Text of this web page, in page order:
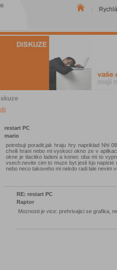
restart PC
mario
potrebuji poradit.jak hraju hry napriklad Nhl
chvili hrani nebo mi vyskoci okno ze v
okne je tlacitko ladeni a konec oba mi to
vsech.nevite cim to muze byt jesli kjo
nebo neco takoveho mi nekdo radi lale nevim
RE: restart PC
Raptor
Moznosti je vice: prehrivajici se grafika,